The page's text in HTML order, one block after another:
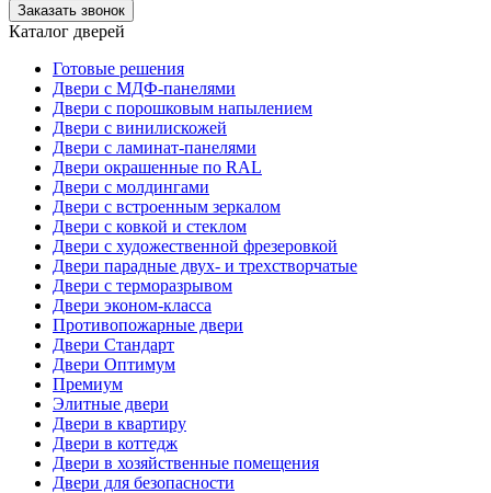
Заказать звонок
Каталог дверей
Готовые решения
Двери с МДФ-панелями
Двери с порошковым напылением
Двери с винилискожей
Двери с ламинат-панелями
Двери окрашенные по RAL
Двери с молдингами
Двери с встроенным зеркалом
Двери с ковкой и стеклом
Двери с художественной фрезеровкой
Двери парадные двух- и трехстворчатые
Двери с терморазрывом
Двери эконом-класса
Противопожарные двери
Двери Стандарт
Двери Оптимум
Премиум
Элитные двери
Двери в квартиру
Двери в коттедж
Двери в хозяйственные помещения
Двери для безопасности